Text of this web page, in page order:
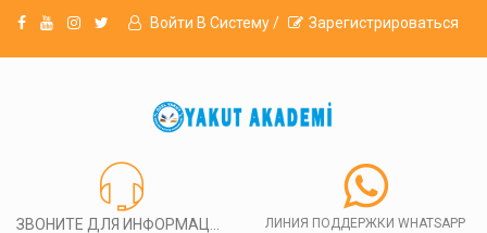
Войти В Систему / Зарегистрироваться
ЛИНИЯ ПОДДЕРЖКИ WHATSAPP